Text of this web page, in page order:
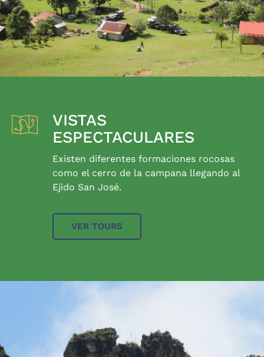
VISTAS
ESPECTACULARES
Existen diferentes formaciones rocosas
como el cerro de la campana llegando al
Ejido San José.
VER TOURS